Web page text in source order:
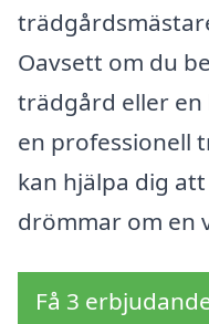
Oavsett om du
trädgård eller
en professionell
kan hjälpa dig
drömmar om en
Få 3